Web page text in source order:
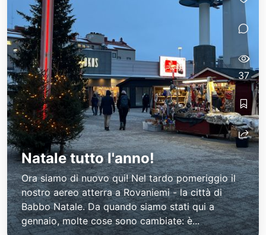
Natale tutto l'anno!
Ora siamo di nuovo qui! Nel tardo pomeriggio il
nostro aereo atterra a Rovaniemi - la città di
Babbo Natale. Da quando siamo stati qui a
gennaio, molte cose sono cambiate: è...
37